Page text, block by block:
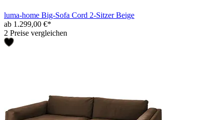
luma-home Big-Sofa Cord 2-Sitzer Beige
ab 1.299,00 €*
2 Preise vergleichen